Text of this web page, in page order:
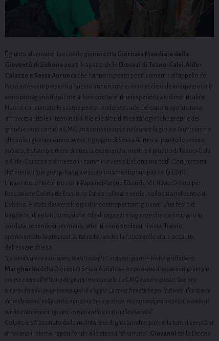
È giunto al termine il secondo giorno della Giornata Mondiale della
Gioventù di Lisbona 2023 . I ragazzi delle Diocesi di Teano-Calvi, Alife-
Caiazzo e Sessa Aurunca che hanno risposto positivamente all’appello del
Papa ad essere presenti a questo importante evento ecclesiale internazionale
sono protagonisti insieme ai loro coetanei di un’esperienza indimenticabile.
Hanno consumato le scarpe percorrendo le strade del capoluogo lusitano,
attraversando le interminabili file e le altre difficoltà logistiche proprie dei
grandi eventi come la GMG, ma conservando nel cuore la gioia e l’entusiasmo
che solo i giovani sanno avere. Il gruppo di Sessa Aurunca, partito lo scorso
sabato, è stato pioniere di questa esperienza, mentre il gruppo di Teano-Calvi
e Alife-Caiazzo si è messo in cammino verso Lisbona martedì. Con percorsi
differenti, i due gruppi hanno vissuto i momenti principali della GMG.
Innanzitutto l’incontro con il Papa nel Parque Eduardo VII, ribattezzato per
l’occasione Colina de Encontro. L’area collinare verde, collocata nel centro di
Lisbona, è stata davvero luogo di incontro per tanti giovani. Una festa di
bandiere, di colori, di musiche, file di ragazzi e ragazze che camminano in
cordata, tenendosi per mano, attenti a non perdersi di vista, hanno
sperimentato la preziosità, talvolta, anche la fatica dello stare accanto,
dell’essere chiesa.
“La condivisione a cui siamo stati “costretti“ in questi giorni – invita a riflettere
Margherita della Diocesi di Sessa Aurunca – ha permesso di tessere relazioni più
intime e vere all’interno dei gruppi ma non solo. La GMG è anche questo: lasciarsi
sorprendere dai propri compagni di viaggio. Le corse frenetiche per le strade alla ricerca
dei mille eventi nell’evento, non sono fini a se stesse, ma sottendono incontri, scambi di
sorrisi e lacrime e di sguardi curiosi e affascinati dalle diversità”.
Colpito e affascinato dalla moltitudine di giovani che, pur nella loro diversità si
ritrovano insieme rispondendo alla stessa “chiamata”, Giovanni della Diocesi